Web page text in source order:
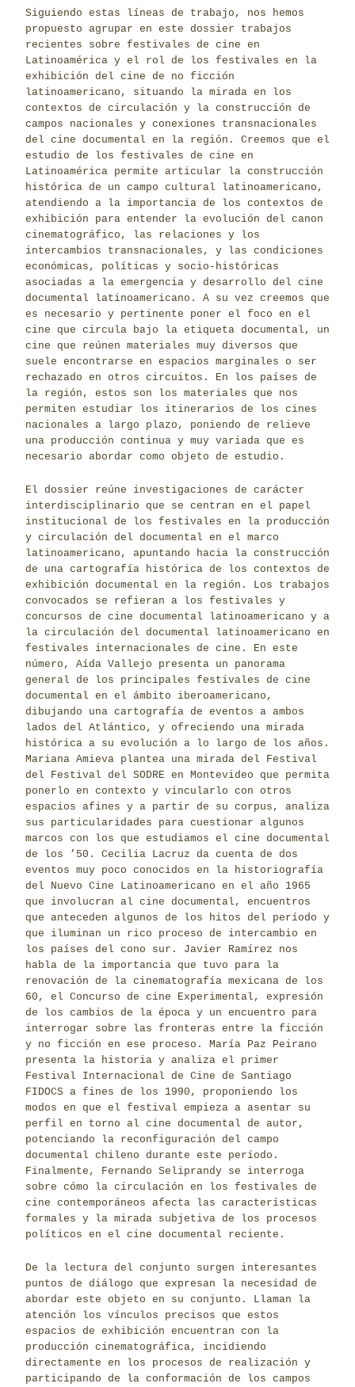
Siguiendo estas líneas de trabajo, nos hemos
propuesto agrupar en este dossier trabajos
recientes sobre festivales de cine en
Latinoamérica y el rol de los festivales en la
exhibición del cine de no ficción
latinoamericano, situando la mirada en los
contextos de circulación y la construcción de
campos nacionales y conexiones transnacionales
del cine documental en la región. Creemos que el
estudio de los festivales de cine en
Latinoamérica permite articular la construcción
histórica de un campo cultural latinoamericano,
atendiendo a la importancia de los contextos de
exhibición para entender la evolución del canon
cinematográfico, las relaciones y los
intercambios transnacionales, y las condiciones
económicas, políticas y socio-históricas
asociadas a la emergencia y desarrollo del cine
documental latinoamericano. A su vez creemos que
es necesario y pertinente poner el foco en el
cine que circula bajo la etiqueta documental, un
cine que reúnen materiales muy diversos que
suele encontrarse en espacios marginales o ser
rechazado en otros circuitos. En los países de
la región, estos son los materiales que nos
permiten estudiar los itinerarios de los cines
nacionales a largo plazo, poniendo de relieve
una producción continua y muy variada que es
necesario abordar como objeto de estudio.
El dossier reúne investigaciones de carácter
interdisciplinario que se centran en el papel
institucional de los festivales en la producción
y circulación del documental en el marco
latinoamericano, apuntando hacia la construcción
de una cartografía histórica de los contextos de
exhibición documental en la región. Los trabajos
convocados se refieran a los festivales y
concursos de cine documental latinoamericano y a
la circulación del documental latinoamericano en
festivales internacionales de cine. En este
número, Aída Vallejo presenta un panorama
general de los principales festivales de cine
documental en el ámbito iberoamericano,
dibujando una cartografía de eventos a ambos
lados del Atlántico, y ofreciendo una mirada
histórica a su evolución a lo largo de los años.
Mariana Amieva plantea una mirada del Festival
del Festival del SODRE en Montevideo que permita
ponerlo en contexto y vincularlo con otros
espacios afines y a partir de su corpus, analiza
sus particularidades para cuestionar algunos
marcos con los que estudiamos el cine documental
de los ’50. Cecilia Lacruz da cuenta de dos
eventos muy poco conocidos en la historiografía
del Nuevo Cine Latinoamericano en el año 1965
que involucran al cine documental, encuentros
que anteceden algunos de los hitos del período y
que iluminan un rico proceso de intercambio en
los países del cono sur. Javier Ramírez nos
habla de la importancia que tuvo para la
renovación de la cinematografía mexicana de los
60, el Concurso de cine Experimental, expresión
de los cambios de la época y un encuentro para
interrogar sobre las fronteras entre la ficción
y no ficción en ese proceso. María Paz Peirano
presenta la historia y analiza el primer
Festival Internacional de Cine de Santiago
FIDOCS a fines de los 1990, proponiendo los
modos en que el festival empieza a asentar su
perfil en torno al cine documental de autor,
potenciando la reconfiguración del campo
documental chileno durante este período.
Finalmente, Fernando Seliprandy se interroga
sobre cómo la circulación en los festivales de
cine contemporáneos afecta las características
formales y la mirada subjetiva de los procesos
políticos en el cine documental reciente.
De la lectura del conjunto surgen interesantes
puntos de diálogo que expresan la necesidad de
abordar este objeto en su conjunto. Llaman la
atención los vínculos precisos que estos
espacios de exhibición encuentran con la
producción cinematográfica, incidiendo
directamente en los procesos de realización y
participando de la conformación de los campos